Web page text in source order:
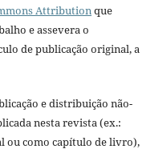
Attributionque
e assevera o
de publicação original, a
e distribuição não-
nesta revista (ex.:
ou como capítulo de livro),